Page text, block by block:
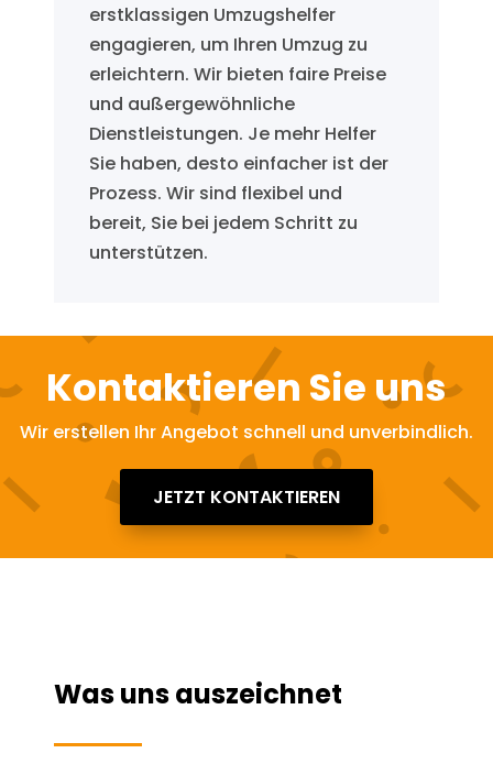
erstklassigen Umzugshelfer
engagieren, um Ihren Umzug zu
erleichtern. Wir bieten faire Preise
und außergewöhnliche
Dienstleistungen. Je mehr Helfer
Sie haben, desto einfacher ist der
Prozess. Wir sind flexibel und
bereit, Sie bei jedem Schritt zu
unterstützen.
Kontaktieren Sie uns
Wir erstellen Ihr Angebot schnell und unverbindlich.
JETZT KONTAKTIEREN
Was uns auszeichnet